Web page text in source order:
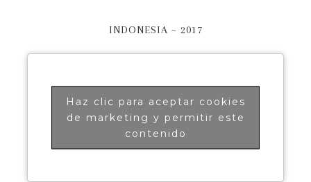
INDONESIA – 2017
Haz clic para aceptar cookies
de marketing y permitir este
contenido